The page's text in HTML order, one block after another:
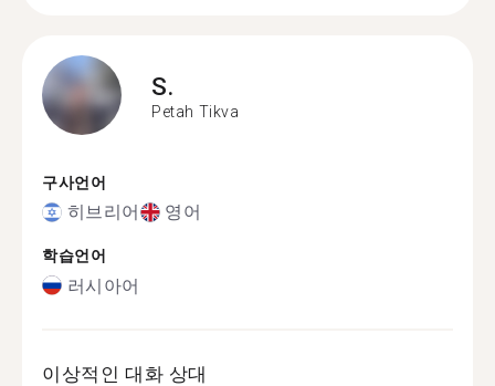
S.
Petah Tikva
구사언어
히브리어 영어
학습언어
러시아어
이상적인 대화 상대